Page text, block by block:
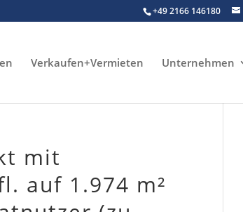
+49 2166 146180
Verkaufen+Vermieten Unternehmen
mit
auf 1.974 m²